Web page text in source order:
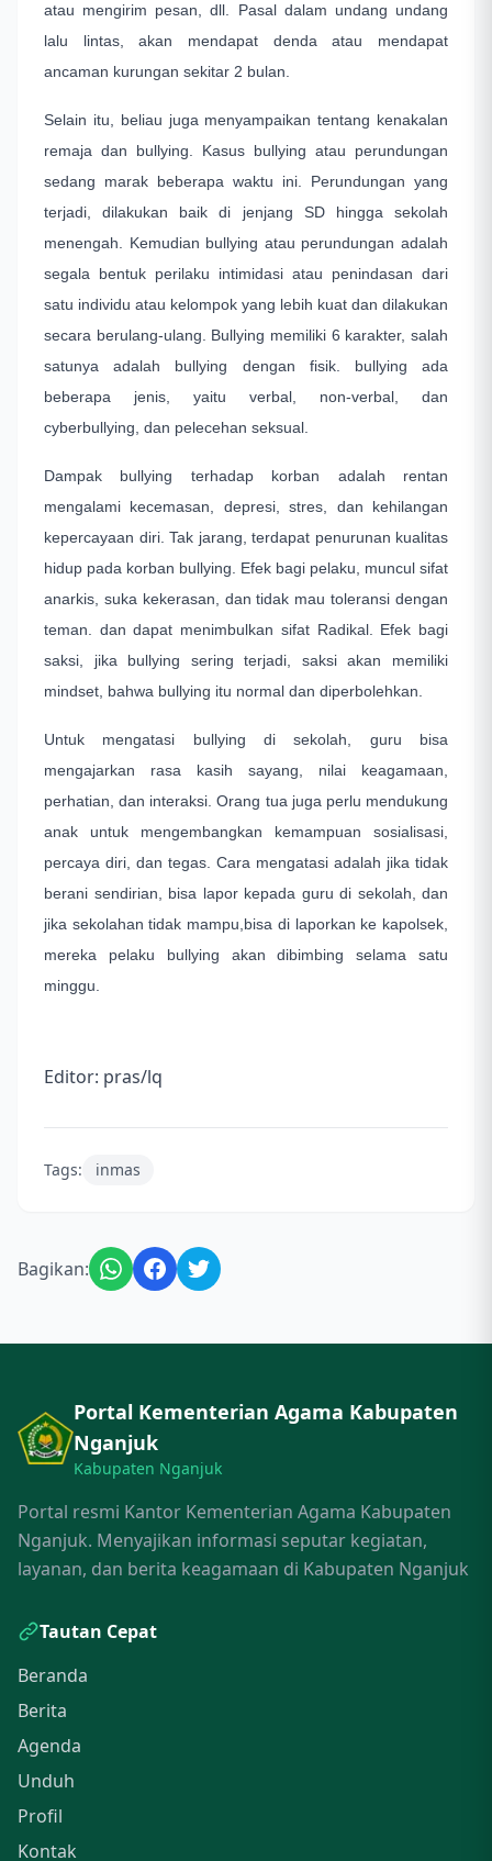
atau mengirim pesan, dll. Pasal dalam undang undang
lalu lintas, akan mendapat denda atau mendapat
ancaman kurungan sekitar 2 bulan.
Selain itu, beliau juga menyampaikan tentang kenakalan
remaja dan bullying. Kasus bullying atau perundungan
sedang marak beberapa waktu ini. Perundungan yang
terjadi, dilakukan baik di jenjang SD hingga sekolah
menengah. Kemudian bullying atau perundungan adalah
segala bentuk perilaku intimidasi atau penindasan dari
satu individu atau kelompok yang lebih kuat dan dilakukan
secara berulang-ulang. Bullying memiliki 6 karakter, salah
satunya adalah bullying dengan fisik. bullying ada
beberapa jenis, yaitu verbal, non-verbal, dan
cyberbullying, dan pelecehan seksual.
Dampak bullying terhadap korban adalah rentan
mengalami kecemasan, depresi, stres, dan kehilangan
kepercayaan diri. Tak jarang, terdapat penurunan kualitas
hidup pada korban bullying. Efek bagi pelaku, muncul sifat
anarkis, suka kekerasan, dan tidak mau toleransi dengan
teman. dan dapat menimbulkan sifat Radikal. Efek bagi
saksi, jika bullying sering terjadi, saksi akan memiliki
mindset, bahwa bullying itu normal dan diperbolehkan.
Untuk mengatasi bullying di sekolah, guru bisa
mengajarkan rasa kasih sayang, nilai keagamaan,
perhatian, dan interaksi. Orang tua juga perlu mendukung
anak untuk mengembangkan kemampuan sosialisasi,
percaya diri, dan tegas. Cara mengatasi adalah jika tidak
berani sendirian, bisa lapor kepada guru di sekolah, dan
jika sekolahan tidak mampu,bisa di laporkan ke kapolsek,
mereka pelaku bullying akan dibimbing selama satu
minggu.
Editor: pras/lq
Tags: inmas
Bagikan:
Portal Kementerian Agama Kabupaten
Nganjuk
Kabupaten Nganjuk
Portal resmi Kantor Kementerian Agama Kabupaten
Nganjuk. Menyajikan informasi seputar kegiatan,
layanan, dan berita keagamaan di Kabupaten Nganjuk
Tautan Cepat
Beranda
Berita
Agenda
Unduh
Profil
Kontak